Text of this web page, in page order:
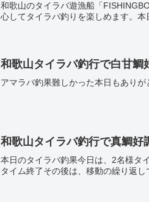
和歌山のタイラバ遊漁船「
心してタイラバ釣りを楽しめます。
和歌山タイラバ釣行で白甘
アマラバ釣果難しかった本日もあり
和歌山タイラバ釣行で真鯛
本日のタイラバ釣果今日は、2名様タ
タイム終了その後は、移動の繰り返